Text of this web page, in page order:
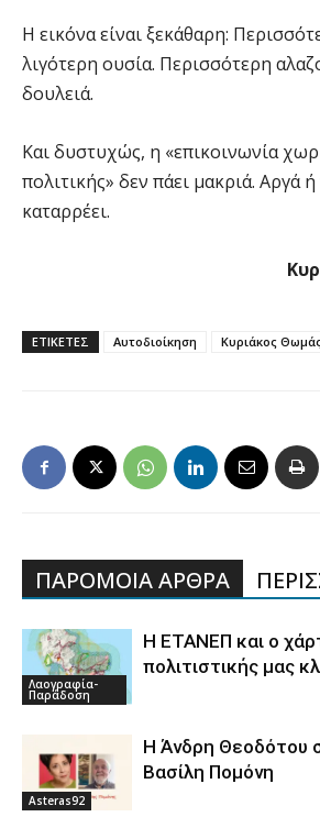
Η εικόνα είναι ξεκάθαρη:
λιγότερη ουσία. Περισσότερη
δουλειά.
Και δυστυχώς, η «επικοινωνία
πολιτικής» δεν πάει μακριά. Αργά
καταρρέει.
ΕΤΙΚΕΤΕΣ Αυτοδιοίκηση Κυριάκος
ΠΑΡΟΜΟΙΑ ΑΡΘΡΑ
Λαογραφία-
Παράδοση
Η ΕΤΑΝΕΠ και ο
πολιτιστικής μας
Asteras92
Η Άνδρη Θεοδότου
Βασίλη Πομόνη